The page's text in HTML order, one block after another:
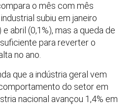
o mês com mês
subiu em janeiro
e abril (0,1%), mas a queda de
para reverter o
no ano.
que a indústria geral vem
do setor em
nacional avançou 1,4% em